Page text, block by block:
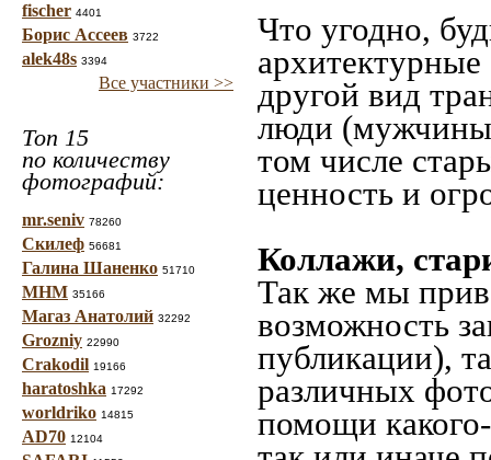
fischer 4401
Борис Ассеев 3722
alek48s 3394
Все участники >>
Топ 15
по количеству
фотографий:
mr.seniv 78260
Скилеф 56681
Галина Шаненко 51710
МНМ 35166
Магаз Анатолий 32292
Grozniy 22990
Crakodil 19166
haratoshka 17292
worldriko 14815
AD70 12104
Что угодно,
другой вид
люди
том числе
ценность и
Коллажи,
Так же мы
возможность
публикации),
различных
помощи